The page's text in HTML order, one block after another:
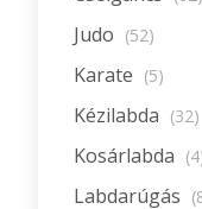
Judo (52)
Karate (5)
Kézilabda (32)
Kosárlabda
Labdarúgás